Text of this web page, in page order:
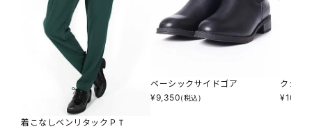
着こなしベンリタックＰＴ
ベーシックサイドゴア
¥9,350(税込)
クシュ
¥